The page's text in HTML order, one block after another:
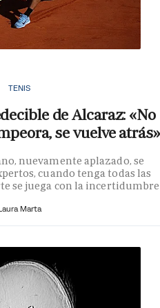
TENIS
de Alcaraz: «No
se vuelve atrás»
nuevamente aplazado, se
cuando tenga todas las
se juega con la
Marta